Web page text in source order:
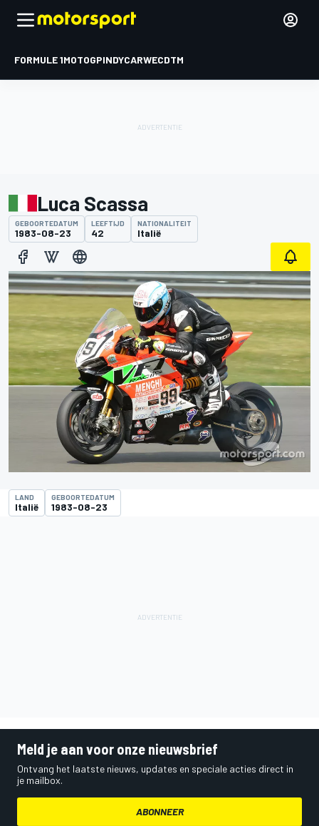
FORMULE 1MOTOGPINDYCARWECDTM
Luca Scassa
GEBOORTEDATUM
1983-08-23
LEEFTIJD
42
NATIONALITEIT
Italië
LAND
Italië
GEBOORTEDATUM
1983-08-23
Meld je aan voor onze nieuwsbrief
Ontvang het laatste nieuws, updates en speciale acties direct in
je mailbox.
ABONNEER